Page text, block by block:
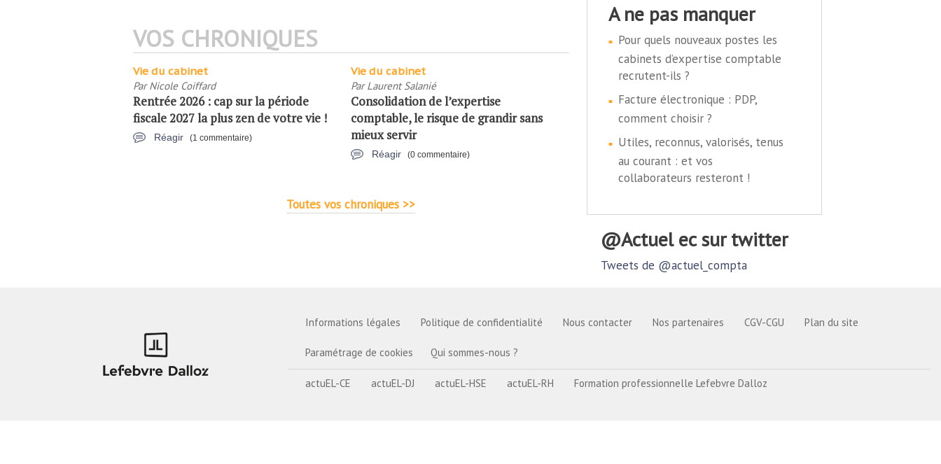
VOS CHRONIQUES
Vie du cabinet
ParNicole Coiffard
Rentrée 2026 : cap sur la période
fiscale 2027 la plus zen de votre vie !
Réagir (1 commentaire)
Vie du cabinet
ParLaurent Salanié
Consolidation de l’expertise
comptable, le risque de grandir sans
mieux servir
Réagir (0 commentaire)
Toutes vos chroniques >>
a ne pas manquer
Pour quels nouveaux postes les
cabinets d’expertise comptable
recrutent-ils ?
Facture électronique : PDP,
comment choisir ?
Utiles, reconnus, valorisés, tenus
au courant : et vos
collaborateurs resteront !
@actuel ec sur twitter
Tweets de @actuel_compta
Informations légales Politique de confidentialité Nous contacter Nos partenaires CGV-CGU Plan du site
Paramétrage de cookies Qui sommes-nous ?
actuEL-CE actuEL-DJ actuEL-HSE actuEL-RH Formation professionnelle Lefebvre Dalloz